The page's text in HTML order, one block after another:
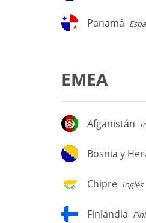
Panamá
Panamá
EMEA
Afganistán
Afganistán
Bosnia
Herzegovina
Bosnia y
Chipre
Chipre Inglés
Finlandia
Finlandia